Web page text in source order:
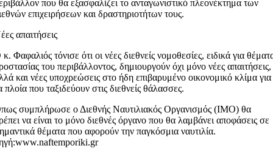
που θα εξασφαλίζει το ανταγωνιστικό πλεονέκτημα των
επιχειρήσεων και δραστηριοτήτων τους.
απαιτήσεις
Φαφαλιός τόνισε ότι οι νέες διεθνείς νομοθεσίες, ειδικά για
του περιβάλλοντος, δημιουργούν όχι μόνο νέες απαιτήσεις,
και νέες υποχρεώσεις στο ήδη επιβαρυμένο οικονομικό κλίμα για
πλοία που ταξιδεύουν στις διεθνείς θάλασσες.
συμπλήρωσε ο Διεθνής Ναυτιλιακός Οργανισμός (ΙΜΟ) θα
να είναι το μόνο διεθνές όργανο που θα λαμβάνει αποφάσεις σε
θέματα που αφορούν την παγκόσμια ναυτιλία.